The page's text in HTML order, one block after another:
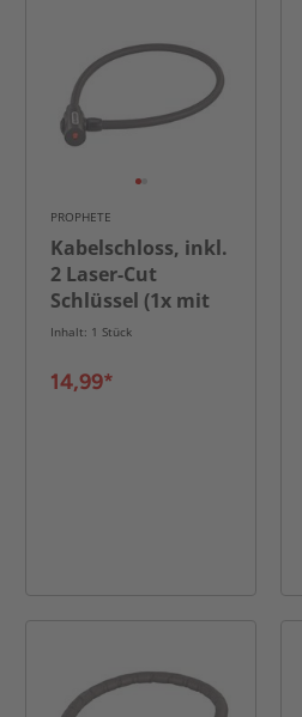
PROPHETE
Kabelschloss, inkl.
2 Laser-Cut
Schlüssel (1x mit
LED), Länge: 80 cm
Inhalt: 1 Stück
14,99*